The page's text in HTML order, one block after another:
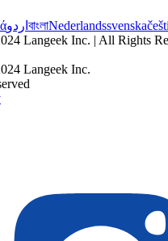
اردو বাংলাNederlandssvenska
Langeek Inc. | All Rights
Langeek Inc.